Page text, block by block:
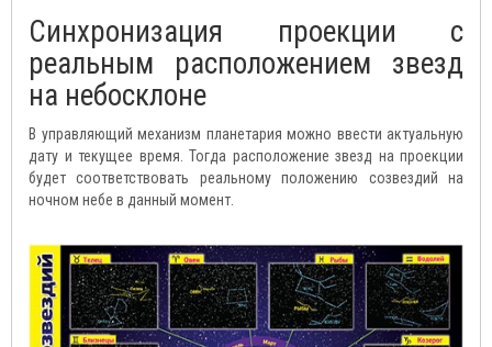
Синхронизация проекции с
реальным расположением звезд
на небосклоне
В управляющий механизм планетария можно ввести актуальную
дату и текущее время. Тогда расположение звезд на проекции
будет соответствовать реальному положению созвездий на
ночном небе в данный момент.